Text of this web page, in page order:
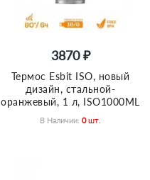
3870 ₽
Термос Esbit ISO, новый
дизайн, cтальной-
оранжевый, 1 л, ISO1000ML
В Наличии: 0 Шт.